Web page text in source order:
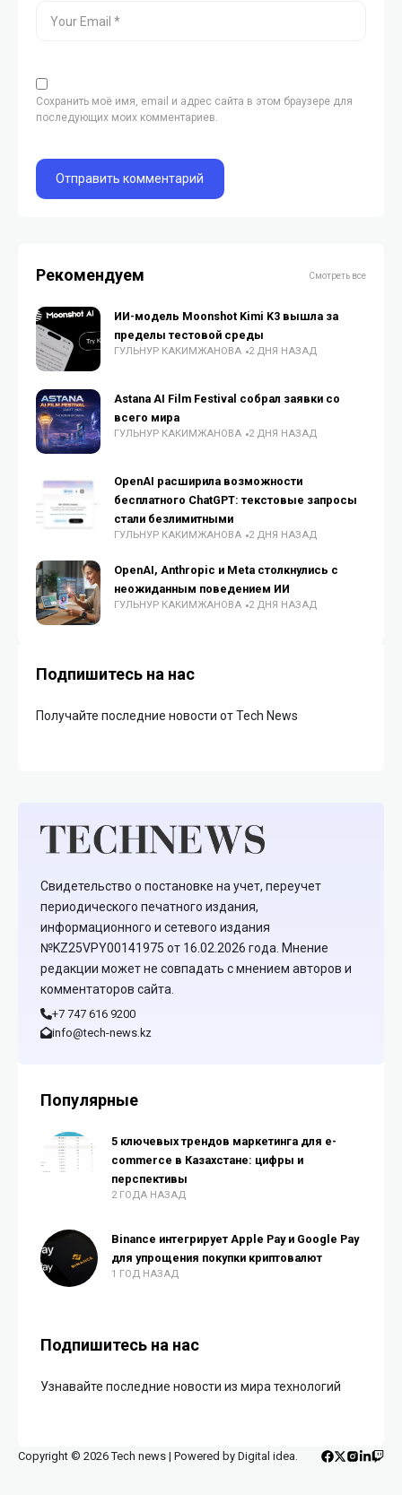
Сохранить моё имя, email и адрес сайта в этом браузере для
последующих моих комментариев.
Рекомендуем Смотреть все
ИИ-модель Moonshot Kimi K3 вышла за
пределы тестовой среды
ГУЛЬНУР КАКИМЖАНОВА 2 ДНЯ НАЗАД
Astana AI Film Festival собрал заявки со
всего мира
ГУЛЬНУР КАКИМЖАНОВА 2 ДНЯ НАЗАД
OpenAI расширила возможности
бесплатного ChatGPT: текстовые запросы
стали безлимитными
ГУЛЬНУР КАКИМЖАНОВА 2 ДНЯ НАЗАД
OpenAI, Anthropic и Meta столкнулись с
неожиданным поведением ИИ
ГУЛЬНУР КАКИМЖАНОВА 2 ДНЯ НАЗАД
Подпишитесь на нас
Получайте последние новости от Tech News
Свидетельство о постановке на учет, переучет
периодического печатного издания,
информационного и сетевого издания
№KZ25VPY00141975 от 16.02.2026 года. Мнение
редакции может не совпадать с мнением авторов и
комментаторов сайта.
+7 747 616 9200
info@tech-news.kz
Популярные
5 ключевых трендов маркетинга для e-
commerce в Казахстане: цифры и
перспективы
2 ГОДА НАЗАД
Binance интегрирует Apple Pay и Google Pay
для упрощения покупки криптовалют
1 ГОД НАЗАД
Подпишитесь на нас
Узнавайте последние новости из мира технологий
Copyright © 2026 Tech news | Powered by Digital idea.